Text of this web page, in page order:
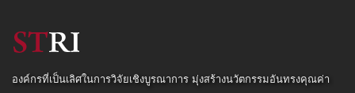
องค์กรที่เป็นเลิศในการวิจัยเชิงบูรณาการ มุ่งสร้างนวัตกรรมอันทรงคุณค่า